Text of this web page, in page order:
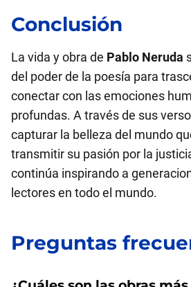
Conclusión
La vida y obra de Pablo Neruda
del poder de la poesía para
conectar con las emociones
profundas. A través de sus
capturar la belleza del mundo
transmitir su pasión por la
continúa inspirando a
lectores en todo el mundo.
Preguntas